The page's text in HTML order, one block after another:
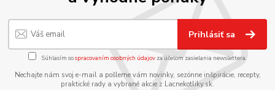
Prihlásiť sa
Súhlasím sospracovaním osobných údajov za účelom zasielania newslettera.
Nechajte nám svoj e-mail a pošleme vám novinky, sezónne inšpirácie, recepty,
praktické rady a vybrané akcie z Lacnekotliky.sk.